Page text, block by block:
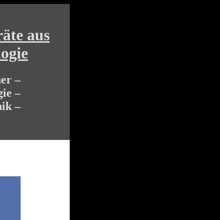
aus
–
–
–